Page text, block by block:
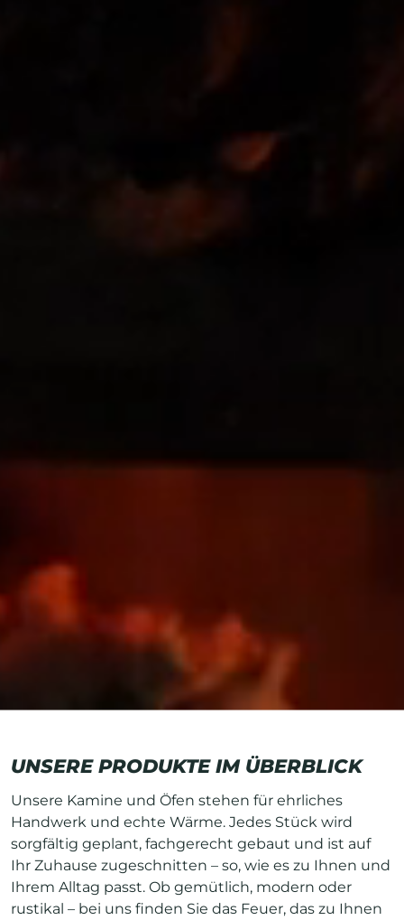
UNSERE PRODUKTE IM ÜBERBLICK
Unsere Kamine und Öfen stehen für ehrliches
Handwerk und echte Wärme. Jedes Stück wird
sorgfältig geplant, fachgerecht gebaut und ist auf
Ihr Zuhause zugeschnitten – so, wie es zu Ihnen und
Ihrem Alltag passt. Ob gemütlich, modern oder
rustikal – bei uns finden Sie das Feuer, das zu Ihnen